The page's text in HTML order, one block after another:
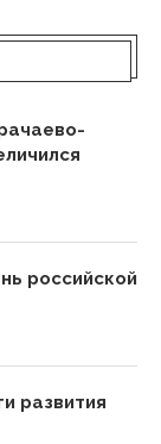
российской
развития